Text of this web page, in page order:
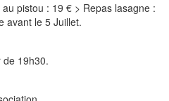
pistou : 19 € > Repas lasagne :
avant le 5 Juillet.
de 19h30.